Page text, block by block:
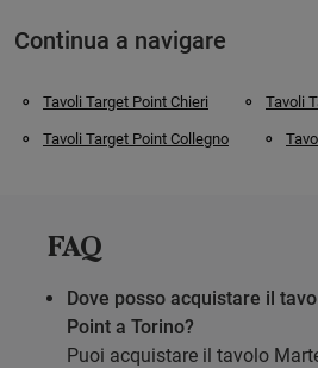
Continua a navigare
Tavoli Target Point Chieri Tavoli
Tavoli Target Point Collegno
FAQ
Dove posso acquistare il
Point a Torino?
Puoi acquistare il tavolo